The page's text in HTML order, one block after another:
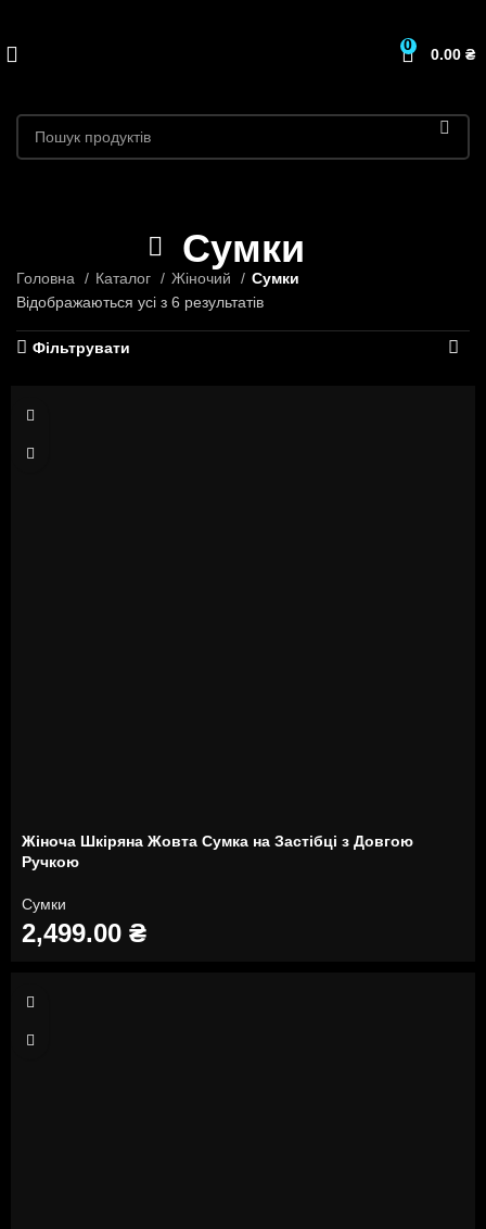
0
0.00 ₴
Сумки
Головна Каталог Жіночий
Сумки
Відображаються усі з 6 результатів
Фільтрувати
Жіноча Шкіряна Жовта Сумка на Застібці з Довгою
Ручкою
Сумки
2,499.00 ₴